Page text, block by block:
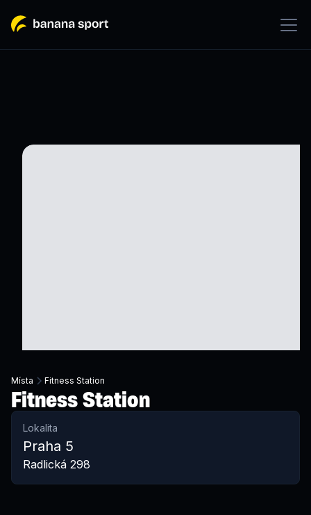
Místa Fitness Station
Fitness Station
Lokalita
Praha 5
Radlická 298